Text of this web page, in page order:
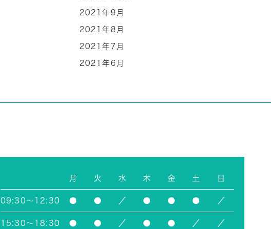
2021年9月
2021年8月
2021年7月
2021年6月
月 火 水 木 金 土 日
09:30～12:30 ● ● ／ ● ● ● ／
15:30～18:30 ● ● ／ ● ● ／ ／